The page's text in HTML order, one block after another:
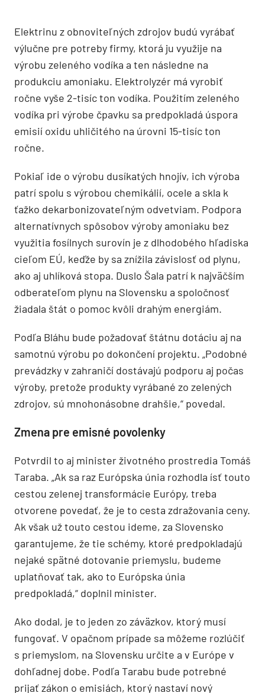
Elektrinu z obnoviteľných zdrojov budú vyrábať
výlučne pre potreby firmy, ktorá ju využije na
výrobu zeleného vodíka a ten následne na
produkciu amoniaku. Elektrolyzér má vyrobiť
ročne vyše 2-tisíc ton vodíka. Použitím zeleného
vodíka pri výrobe čpavku sa predpokladá úspora
emisií oxidu uhličitého na úrovni 15-tisíc ton
ročne.
Pokiaľ ide o výrobu dusíkatých hnojív, ich výroba
patrí spolu s výrobou chemikálií, ocele a skla k
ťažko dekarbonizovateľným odvetviam. Podpora
alternatívnych spôsobov výroby amoniaku bez
využitia fosílnych surovín je z dlhodobého hľadiska
cieľom EÚ, keďže by sa znížila závislosť od plynu,
ako aj uhlíková stopa. Duslo Šala patrí k najväčším
odberateľom plynu na Slovensku a spoločnosť
žiadala štát o pomoc kvôli drahým energiám.
Podľa Bláhu bude požadovať štátnu dotáciu aj na
samotnú výrobu po dokončení projektu. „Podobné
prevádzky v zahraničí dostávajú podporu aj počas
výroby, pretože produkty vyrábané zo zelených
zdrojov, sú mnohonásobne drahšie,“ povedal.
Zmena pre emisné povolenky
Potvrdil to aj minister životného prostredia Tomáš
Taraba. „Ak sa raz Európska únia rozhodla ísť touto
cestou zelenej transformácie Európy, treba
otvorene povedať, že je to cesta zdražovania ceny.
Ak však už touto cestou ideme, za Slovensko
garantujeme, že tie schémy, ktoré predpokladajú
nejaké spätné dotovanie priemyslu, budeme
uplatňovať tak, ako to Európska únia
predpokladá,“ doplnil minister.
Ako dodal, je to jeden zo záväzkov, ktorý musí
fungovať. V opačnom prípade sa môžeme rozlúčiť
s priemyslom, na Slovensku určite a v Európe v
dohľadnej dobe. Podľa Tarabu bude potrebné
prijať zákon o emisiách, ktorý nastaví nový